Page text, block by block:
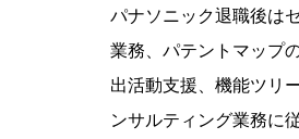
パナソニック退職後は
業務、パテントマップ
出活動支援、機能ツリ
ンサルティング業務に